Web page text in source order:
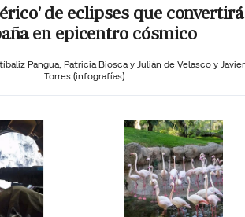
de eclipses que convertirá
en epicentro cósmico
Pangua, Patricia Biosca y Julián de Velasco y Javier
Torres (infografías)